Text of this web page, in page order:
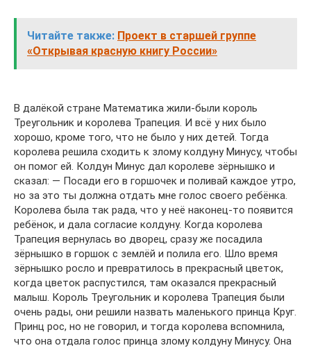
Читайте также: Проект в старшей группе
«Открывая красную книгу России»
В далёкой стране Математика жили-были король
Треугольник и королева Трапеция. И всё у них было
хорошо, кроме того, что не было у них детей. Тогда
королева решила сходить к злому колдуну Минусу, чтобы
он помог ей. Колдун Минус дал королеве зёрнышко и
сказал: — Посади его в горшочек и поливай каждое утро,
но за это ты должна отдать мне голос своего ребёнка.
Королева была так рада, что у неё наконец-то появится
ребёнок, и дала согласие колдуну. Когда королева
Трапеция вернулась во дворец, сразу же посадила
зёрнышко в горшок с землёй и полила его. Шло время
зёрнышко росло и превратилось в прекрасный цветок,
когда цветок распустился, там оказался прекрасный
малыш. Король Треугольник и королева Трапеция были
очень рады, они решили назвать маленького принца Круг.
Принц рос, но не говорил, и тогда королева вспомнила,
что она отдала голос принца злому колдуну Минусу. Она